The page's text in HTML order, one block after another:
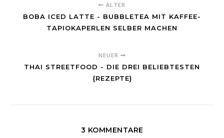
ÄLTER
BOBA ICED LATTE - BUBBLETEA MIT KAFFEE-
TAPIOKAPERLEN SELBER MACHEN
NEUER
THAI STREETFOOD - DIE DREI BELIEBTESTEN
{REZEPTE}
3 KOMMENTARE